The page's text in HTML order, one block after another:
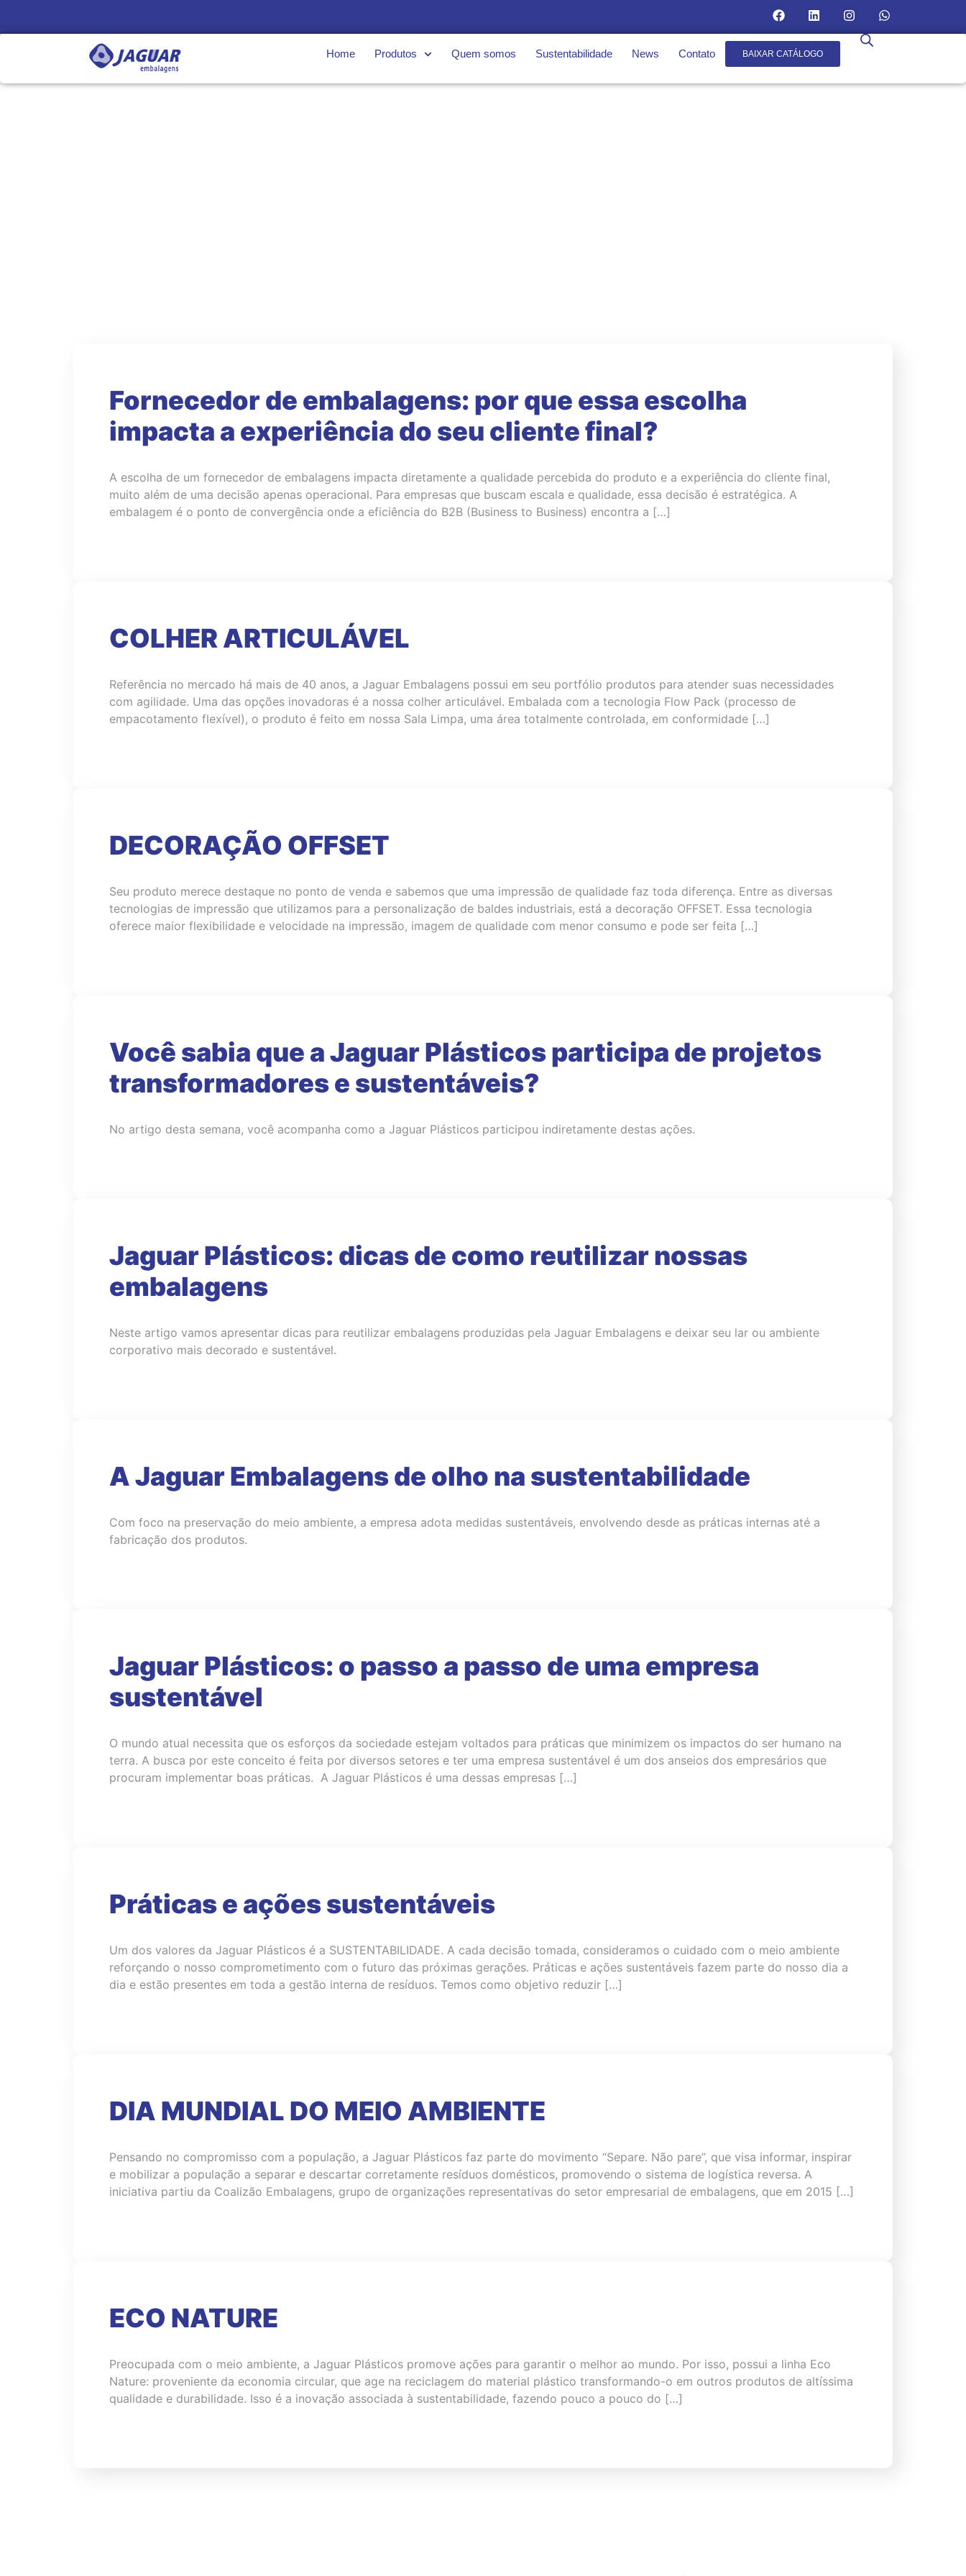
Home Produtos Quem somos Sustentabilidade News Contato BAIXAR CATÁLOGO
Fornecedor de embalagens: por que essa escolha
impacta a experiência do seu cliente final?
A escolha de um fornecedor de embalagens impacta diretamente a qualidade percebida do produto e a experiência do cliente final,
muito além de uma decisão apenas operacional. Para empresas que buscam escala e qualidade, essa decisão é estratégica. A
embalagem é o ponto de convergência onde a eficiência do B2B (Business to Business) encontra a […]
COLHER ARTICULÁVEL
Referência no mercado há mais de 40 anos, a Jaguar Embalagens possui em seu portfólio produtos para atender suas necessidades
com agilidade. Uma das opções inovadoras é a nossa colher articulável. Embalada com a tecnologia Flow Pack (processo de
empacotamento flexível), o produto é feito em nossa Sala Limpa, uma área totalmente controlada, em conformidade […]
DECORAÇÃO OFFSET
Seu produto merece destaque no ponto de venda e sabemos que uma impressão de qualidade faz toda diferença. Entre as diversas
tecnologias de impressão que utilizamos para a personalização de baldes industriais, está a decoração OFFSET. Essa tecnologia
oferece maior flexibilidade e velocidade na impressão, imagem de qualidade com menor consumo e pode ser feita […]
Você sabia que a Jaguar Plásticos participa de projetos
transformadores e sustentáveis?
No artigo desta semana, você acompanha como a Jaguar Plásticos participou indiretamente destas ações.
Jaguar Plásticos: dicas de como reutilizar nossas
embalagens
Neste artigo vamos apresentar dicas para reutilizar embalagens produzidas pela Jaguar Embalagens e deixar seu lar ou ambiente
corporativo mais decorado e sustentável.
A Jaguar Embalagens de olho na sustentabilidade
Com foco na preservação do meio ambiente, a empresa adota medidas sustentáveis, envolvendo desde as práticas internas até a
fabricação dos produtos.
Jaguar Plásticos: o passo a passo de uma empresa
sustentável
O mundo atual necessita que os esforços da sociedade estejam voltados para práticas que minimizem os impactos do ser humano na
terra. A busca por este conceito é feita por diversos setores e ter uma empresa sustentável é um dos anseios dos empresários que
procuram implementar boas práticas. A Jaguar Plásticos é uma dessas empresas […]
Práticas e ações sustentáveis
Um dos valores da Jaguar Plásticos é a SUSTENTABILIDADE. A cada decisão tomada, consideramos o cuidado com o meio ambiente
reforçando o nosso comprometimento com o futuro das próximas gerações. Práticas e ações sustentáveis fazem parte do nosso dia a
dia e estão presentes em toda a gestão interna de resíduos. Temos como objetivo reduzir […]
DIA MUNDIAL DO MEIO AMBIENTE
Pensando no compromisso com a população, a Jaguar Plásticos faz parte do movimento “Separe. Não pare”, que visa informar, inspirar
e mobilizar a população a separar e descartar corretamente resíduos domésticos, promovendo o sistema de logística reversa. A
iniciativa partiu da Coalizão Embalagens, grupo de organizações representativas do setor empresarial de embalagens, que em 2015 […]
ECO NATURE
Preocupada com o meio ambiente, a Jaguar Plásticos promove ações para garantir o melhor ao mundo. Por isso, possui a linha Eco
Nature: proveniente da economia circular, que age na reciclagem do material plástico transformando-o em outros produtos de altíssima
qualidade e durabilidade. Isso é a inovação associada à sustentabilidade, fazendo pouco a pouco do […]